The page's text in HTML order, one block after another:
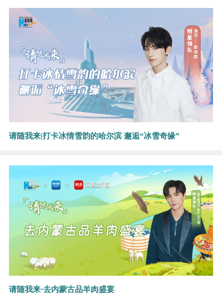
请随我来|打卡冰情雪韵的哈尔滨 邂逅“冰雪奇缘”
请随我来·去内蒙古品羊肉盛宴